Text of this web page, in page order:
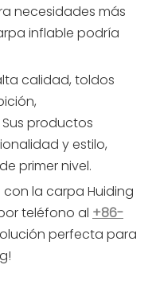
necesidades más
inflable podría
calidad, toldos
productos
y estilo,
primer nivel.
la carpa Huiding
teléfono al +86-
perfecta para